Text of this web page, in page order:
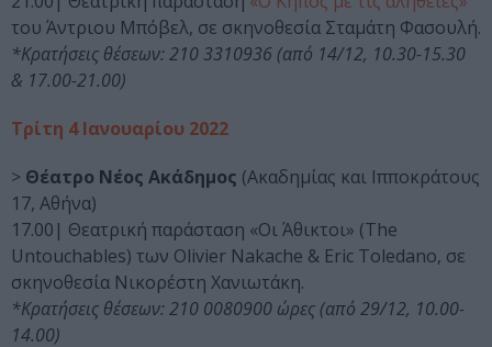
του Άντριου Μπόβελ, σε σκηνοθεσία Σταμάτη Φασουλή.
*Κρατήσεις θέσεων: 210 3310936 (από 14/12, 10.30-15.30
& 17.00-21.00)
Τρίτη 4 Ιανουαρίου 2022
> Θέατρο Νέος Ακάδημος (Ακαδημίας και Ιπποκράτους
17, Αθήνα)
17.00| Θεατρική παράσταση «Οι Άθικτοι» (The
Untouchables) των Olivier Nakache & Eric Toledano, σε
σκηνοθεσία Νικορέστη Χανιωτάκη.
*Κρατήσεις θέσεων: 210 0080900 ώρες (από 29/12, 10.00-
14.00)